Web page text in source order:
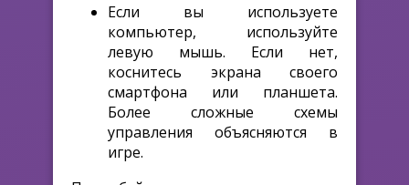
Если вы используете
компьютер, используйте
левую мышь. Если нет,
коснитесь экрана своего
смартфона или планшета.
Более сложные схемы
управления объясняются в
игре.